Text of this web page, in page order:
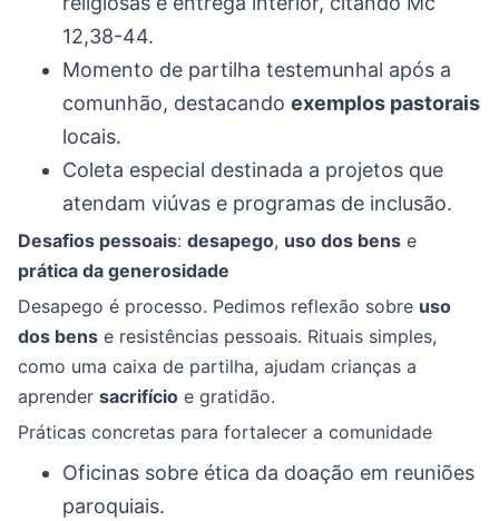
12,38-44.
Momento de partilha testemunhal após a
comunhão, destacando exemplos pastorais
locais.
Coleta especial destinada a projetos que
atendam viúvas e programas de inclusão.
Desafios pessoais: desapego, uso dos bens e
prática da generosidade
Desapego é processo. Pedimos reflexão sobre uso
dos bens e resistências pessoais. Rituais simples,
como uma caixa de partilha, ajudam crianças a
aprender sacrifício e gratidão.
Práticas concretas para fortalecer a comunidade
Oficinas sobre ética da doação em reuniões
paroquiais.